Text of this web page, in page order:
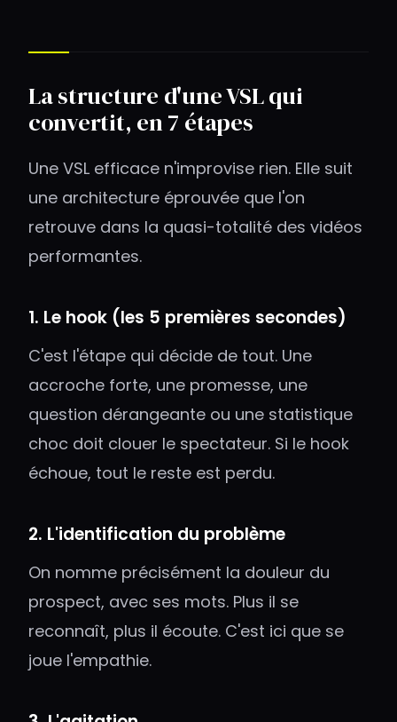
La structure d'une VSL qui
convertit, en 7 étapes
Une VSL efficace n'improvise rien. Elle suit
une architecture éprouvée que l'on
retrouve dans la quasi-totalité des vidéos
performantes.
1. Le hook (les 5 premières secondes)
C'est l'étape qui décide de tout. Une
accroche forte, une promesse, une
question dérangeante ou une statistique
choc doit clouer le spectateur. Si le hook
échoue, tout le reste est perdu.
2. L'identification du problème
On nomme précisément la douleur du
prospect, avec ses mots. Plus il se
reconnaît, plus il écoute. C'est ici que se
joue l'empathie.